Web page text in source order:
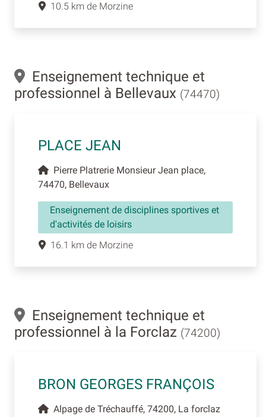
10.5 km de Morzine
Enseignement technique et
professionnel à Bellevaux (74470)
PLACE JEAN
Pierre Platrerie Monsieur Jean place,
74470, Bellevaux
Enseignement de disciplines sportives et
d'activités de loisirs
16.1 km de Morzine
Enseignement technique et
professionnel à la Forclaz (74200)
BRON GEORGES FRANÇOIS
Alpage de Tréchauffé, 74200, La forclaz